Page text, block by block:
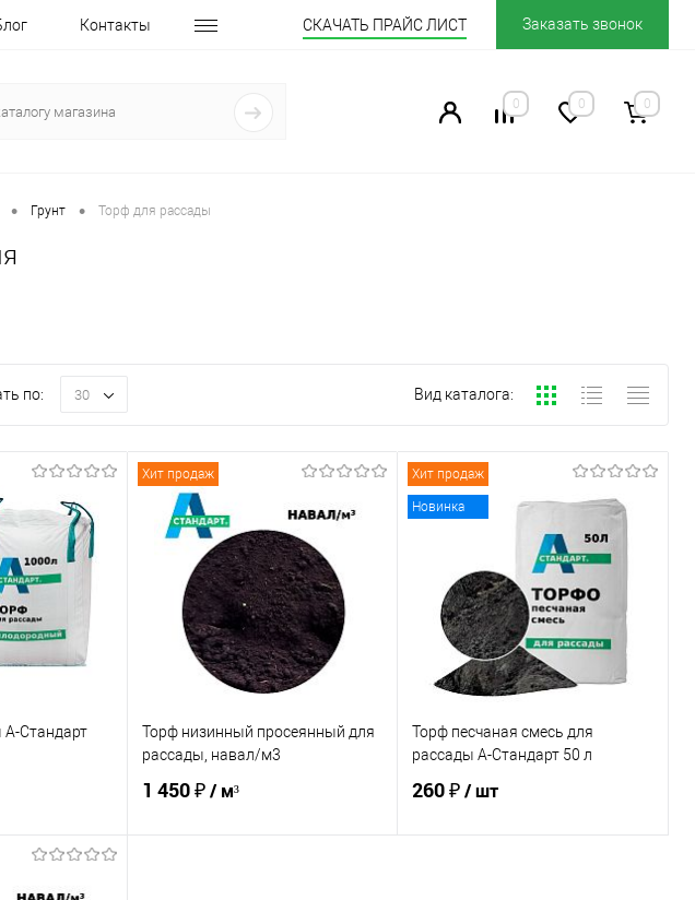
Контакты СКАЧАТЬ ПРАЙС ЛИСТ Заказать звонок
0 0 0
• Грунт • Торф для рассады
по: 30 Вид каталога:
А-Стандарт
Хит продаж
Торф низинный просеянный для
рассады, навал/м3
1 450 ₽ / м³
Хит продаж
Новинка
Торф песчаная смесь для
рассады А-Стандарт 50 л
260 ₽/ шт